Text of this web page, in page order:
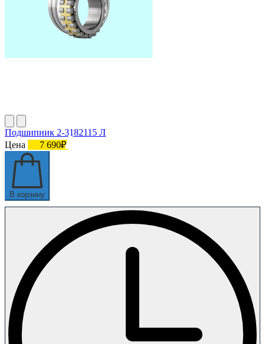
Подшипник 2-3182115 Л
Цена
7 690₽
В корзину